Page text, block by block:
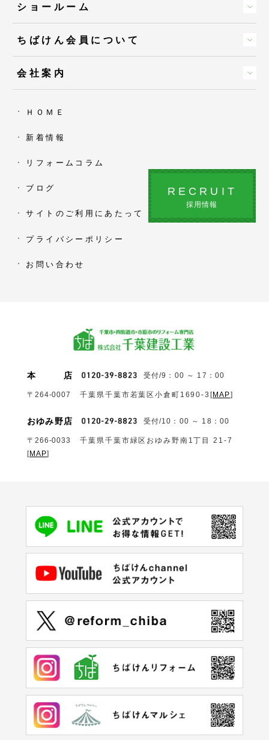
ショールーム
ちばけん会員について
会社案内
ＨＯＭＥ
新着情報
リフォームコラム
ブログ
サイトのご利用にあたって
プライバシーポリシー
お問い合わせ
RECRUIT
採用情報
本 店 受付/9：00 ～ 17：00
〒264-0007 千葉県千葉市若葉区小倉町1690‐3 [MAP]
おゆみ野店 受付/10：00 ～ 18：00
〒266-0033
千葉県千葉市緑区おゆみ野南1丁目 21-7
[MAP]